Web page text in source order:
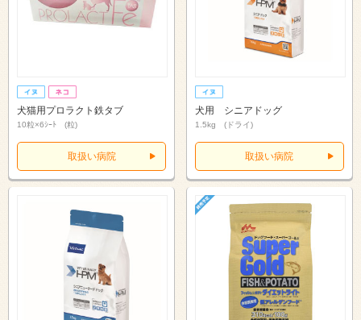
犬猫用プロラクト鉄タブ
10粒×6ｼｰﾄ (粒)
取扱い病院
犬用 シニアドッグ
1.5kg (ドライ)
取扱い病院